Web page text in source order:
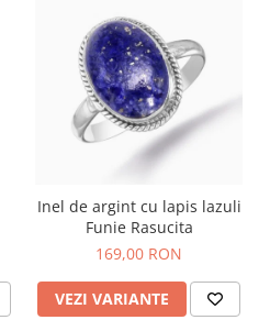
Inel de argint cu lapis lazuli
Funie Rasucita
169,00 RON
VEZI VARIANTE